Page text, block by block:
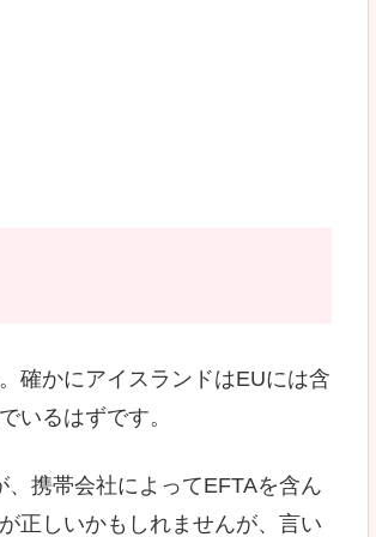
確かにアイスランドはEUには含
いるはずです。
携帯会社によってEFTAを含ん
正しいかもしれませんが、言い